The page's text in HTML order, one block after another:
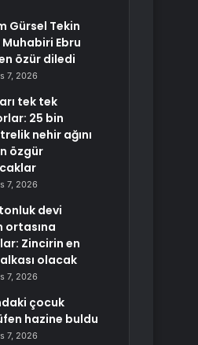
Gürsel Tekin
Muhabiri Ebru
özür diledi
7, 2026
tek tek
25 bin
nehir ağını
özgür
7, 2026
devi
ortasına
Zincirin en
olacak
7, 2026
çocuk
hazine buldu
7, 2026